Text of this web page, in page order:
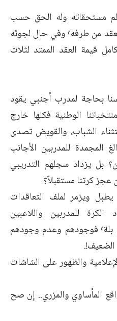
مستحقاته وله الحق حسب
لوائح الاتحاد الدولي بفسخ العقد من طرفه٬ وفي حال لجوئه
قيمة العقد الممتد لثلاث
بحاجة لمدرب أجنبي يقود
الوطنية فكلها خارج
الشباب، والقويض تصدى
المجمدة للمدربين الأجانب
بل يزداد سجلهم التدريبي
عجز كرتنا مستقبلاً؟
ويزمر لملف التعاقدات
للمدربين واللاعبين
المحترفين الذين زادوا الطين بلة٬ فوجودهم وعدم وجودهم
الضعيف!.
والظهور على الشاشات
المأساوي والمزري.. إن صح